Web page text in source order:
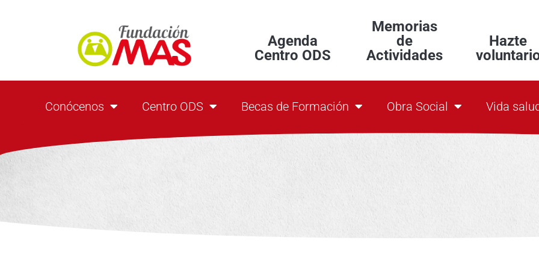
Agenda
Centro ODS
Memorias
de
Actividades
Hazte
Conócenos Centro ODS Becas de Formación Obra Social Vida